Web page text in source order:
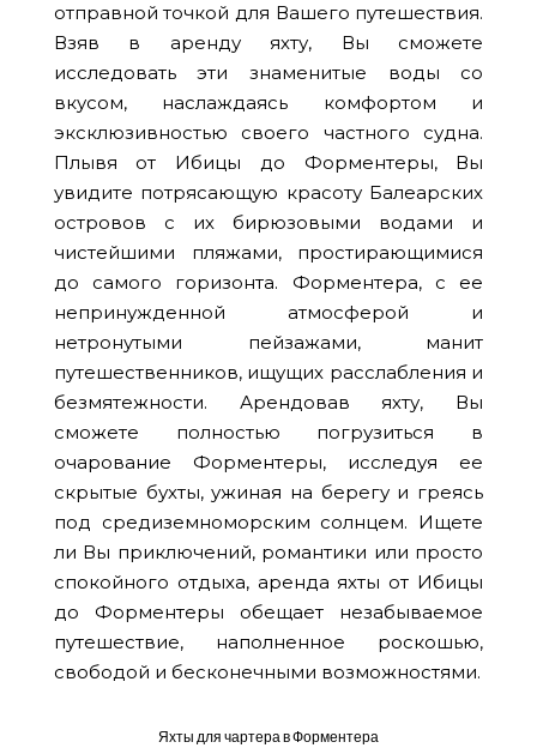
отправной точкой для Вашего путешествия.
Взяв в аренду яхту, Вы сможете
исследовать эти знаменитые воды со
вкусом, наслаждаясь комфортом и
эксклюзивностью своего частного судна.
Плывя от Ибицы до Форментеры, Вы
увидите потрясающую красоту Балеарских
островов с их бирюзовыми водами и
чистейшими пляжами, простирающимися
до самого горизонта. Форментера, с ее
непринужденной атмосферой и
нетронутыми пейзажами, манит
путешественников, ищущих расслабления и
безмятежности. Арендовав яхту, Вы
сможете полностью погрузиться в
очарование Форментеры, исследуя ее
скрытые бухты, ужиная на берегу и греясь
под средиземноморским солнцем. Ищете
ли Вы приключений, романтики или просто
спокойного отдыха, аренда яхты от Ибицы
до Форментеры обещает незабываемое
путешествие, наполненное роскошью,
свободой и бесконечными возможностями.
Яхты для чартера в Форментера